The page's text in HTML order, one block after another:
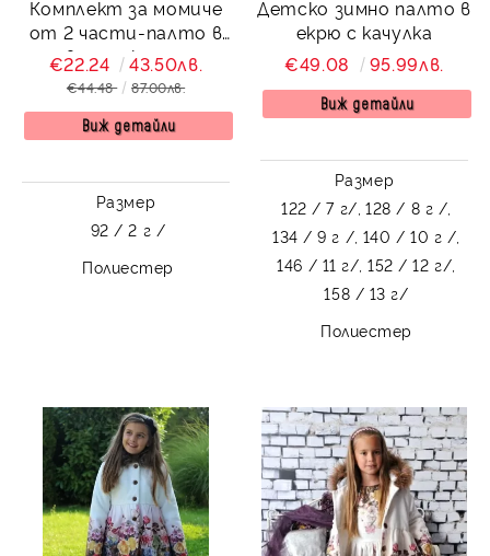
Комплект за момиче
от 2 части-палто в
червено и карирана
рокля с дълъг ръкав
€22.24 43.50лв.
€44.48 87.00лв.
Виж детайли
Размер
92 / 2 г /
Полиестер
Детско зимно палто в
екрю с качулка
€49.08
95.99лв.
Виж детайли
Размер
122 / 7 г/, 128 / 8 г /,
134 / 9 г /, 140 / 10 г /,
146 / 11 г/, 152 / 12 г/,
158 / 13 г/
Полиестер